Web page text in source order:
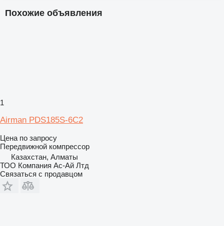
Похожие объявления
1
Airman PDS185S-6C2
Цена по запросу
Передвижной компрессор
Казахстан, Алматы
ТОО Компания Ас-Ай Лтд
Связаться с продавцом